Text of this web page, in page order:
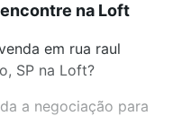
encontre na Loft
em rua raul
SP na Loft?
a negociação para